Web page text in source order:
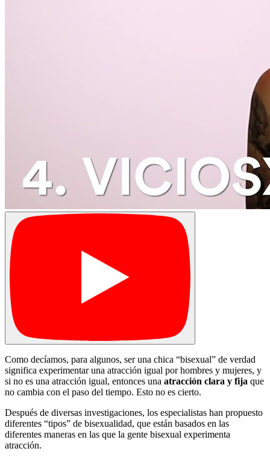
Como decíamos, para algunos, ser una chica “bisexual” de verdad
significa experimentar una atracción igual por hombres y mujeres, y
si no es una atracción igual, entonces una atracción clara y fija que
no cambia con el paso del tiempo. Esto no es cierto.
Después de diversas investigaciones, los especialistas han propuesto
diferentes “tipos” de bisexualidad, que están basados en las
diferentes maneras en las que la gente bisexual experimenta
atracción.